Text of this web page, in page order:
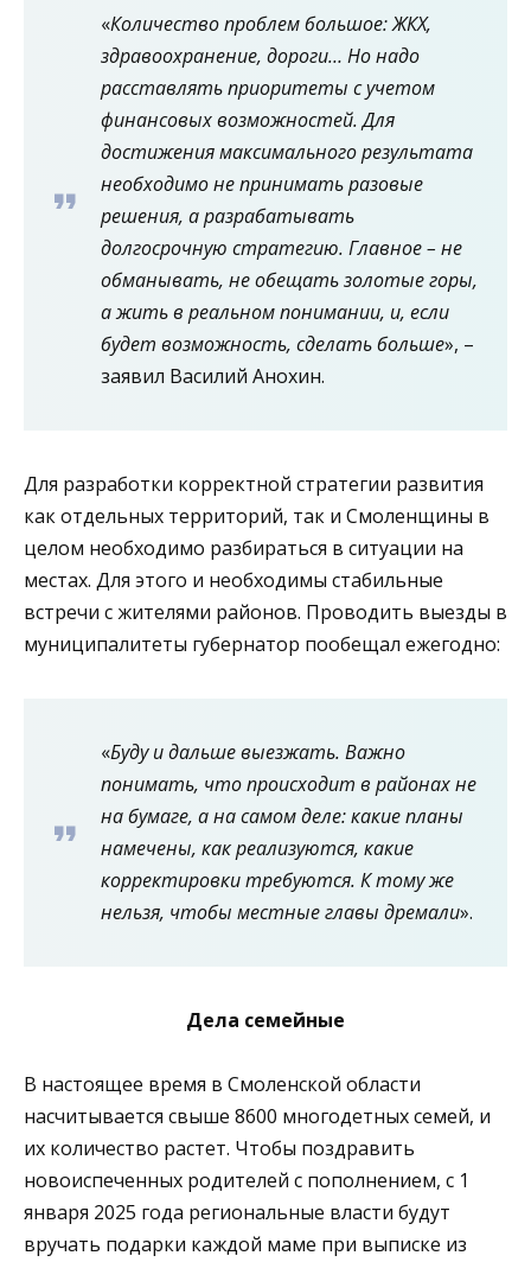
«Количество проблем большое: ЖКХ,
здравоохранение, дороги… Но надо
расставлять приоритеты с учетом
финансовых возможностей. Для
достижения максимального результата
необходимо не принимать разовые
решения, а разрабатывать
долгосрочную стратегию. Главное – не
обманывать, не обещать золотые горы,
а жить в реальном понимании, и, если
будет возможность, сделать больше», –
заявил Василий Анохин.
Для разработки корректной стратегии развития
как отдельных территорий, так и Смоленщины в
целом необходимо разбираться в ситуации на
местах. Для этого и необходимы стабильные
встречи с жителями районов. Проводить выезды в
муниципалитеты губернатор пообещал ежегодно:
«Буду и дальше выезжать. Важно
понимать, что происходит в районах не
на бумаге, а на самом деле: какие планы
намечены, как реализуются, какие
корректировки требуются. К тому же
нельзя, чтобы местные главы дремали».
Дела семейные
В настоящее время в Смоленской области
насчитывается свыше 8600 многодетных семей, и
их количество растет. Чтобы поздравить
новоиспеченных родителей с пополнением, с 1
января 2025 года региональные власти будут
вручать подарки каждой маме при выписке из